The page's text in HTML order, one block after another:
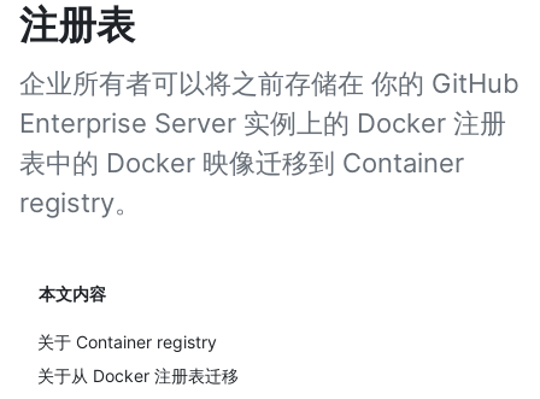
注册表
企业所有者可以将之前存储在 你的 GitHub
Enterprise Server 实例上的 Docker 注册
表中的 Docker 映像迁移到 Container
registry。
本文内容
关于 Container registry
关于从 Docker 注册表迁移